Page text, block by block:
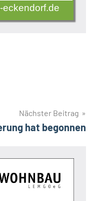
eckendorf.de
Nächster Beitrag
hat begonnen